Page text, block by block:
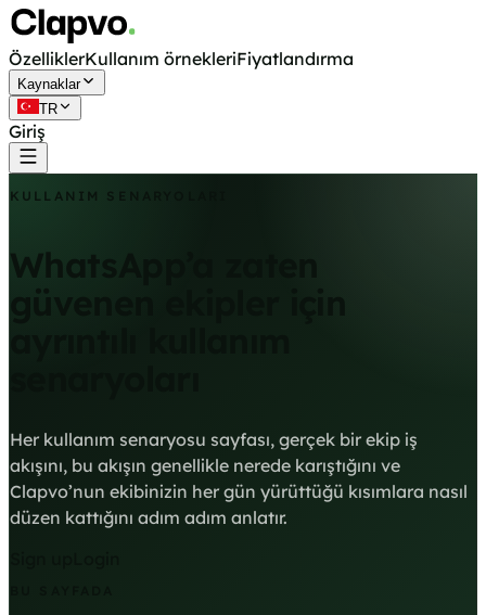
ÖzelliklerKullanım örnekleriFiyatlandırma
Kaynaklar
TR
Giriş
KULLANIM SENARYOLARI
WhatsApp’a zaten
Her kullanım senaryosu sayfası, gerçek bir ekip iş
akışını, bu akışın genellikle nerede karıştığını ve
Clapvo’nun ekibinizin her gün yürüttüğü kısımlara nasıl
düzen kattığını adım adım anlatır.